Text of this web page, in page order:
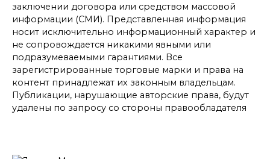
заключении договора или средством массовой
информации (СМИ). Представленная информация
носит исключительно информационный характер и
не сопровождается никакими явными или
подразумеваемыми гарантиями. Все
зарегистрированные торговые марки и права на
контент принадлежат их законным владельцам.
Публикации, нарушающие авторские права, будут
удалены по запросу со стороны правообладателя